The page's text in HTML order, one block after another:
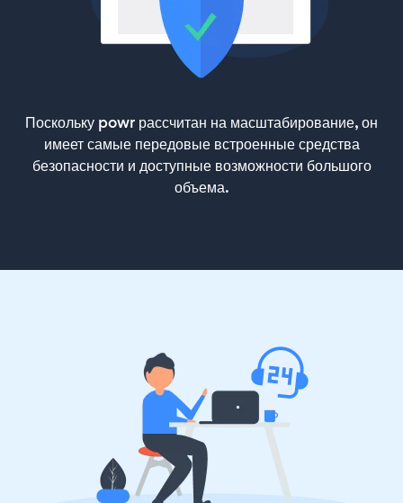
Поскольку powr рассчитан на масштабирование, он
имеет самые передовые встроенные средства
безопасности и доступные возможности большого
объема.